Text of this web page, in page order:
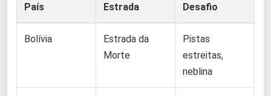
País Estrada Desafio
Bolívia
Estrada da
Morte
Pistas
estreitas,
neblina